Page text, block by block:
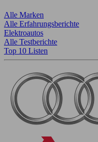
Alle Marken
Alle Erfahrungsberichte
Elektroautos
Alle Testberichte
Top 10 Listen